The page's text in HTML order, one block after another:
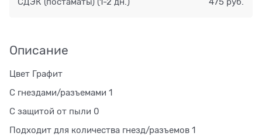
Описание
Цвет Графит
С гнездами/разъемами 1
С защитой от пыли 0
Подходит для количества гнезд/разъемов 1